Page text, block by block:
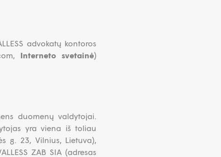
advokatų kontoros
Interneto svetainė)
duomenų valdytojai.
yra viena iš toliau
g. 23, Vilnius, Lietuva),
ZAB SIA (adresas